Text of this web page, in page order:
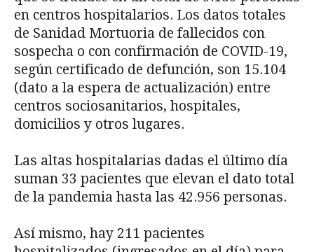
en centros hospitalarios. Los datos totales
de Sanidad Mortuoria de fallecidos con
sospecha o con confirmación de COVID-19,
según certificado de defunción, son 15.104
(dato a la espera de actualización) entre
centros sociosanitarios, hospitales,
domicilios y otros lugares.
Las altas hospitalarias dadas el último día
suman 33 pacientes que elevan el dato total
de la pandemia hasta las 42.956 personas.
Así mismo, hay 211 pacientes